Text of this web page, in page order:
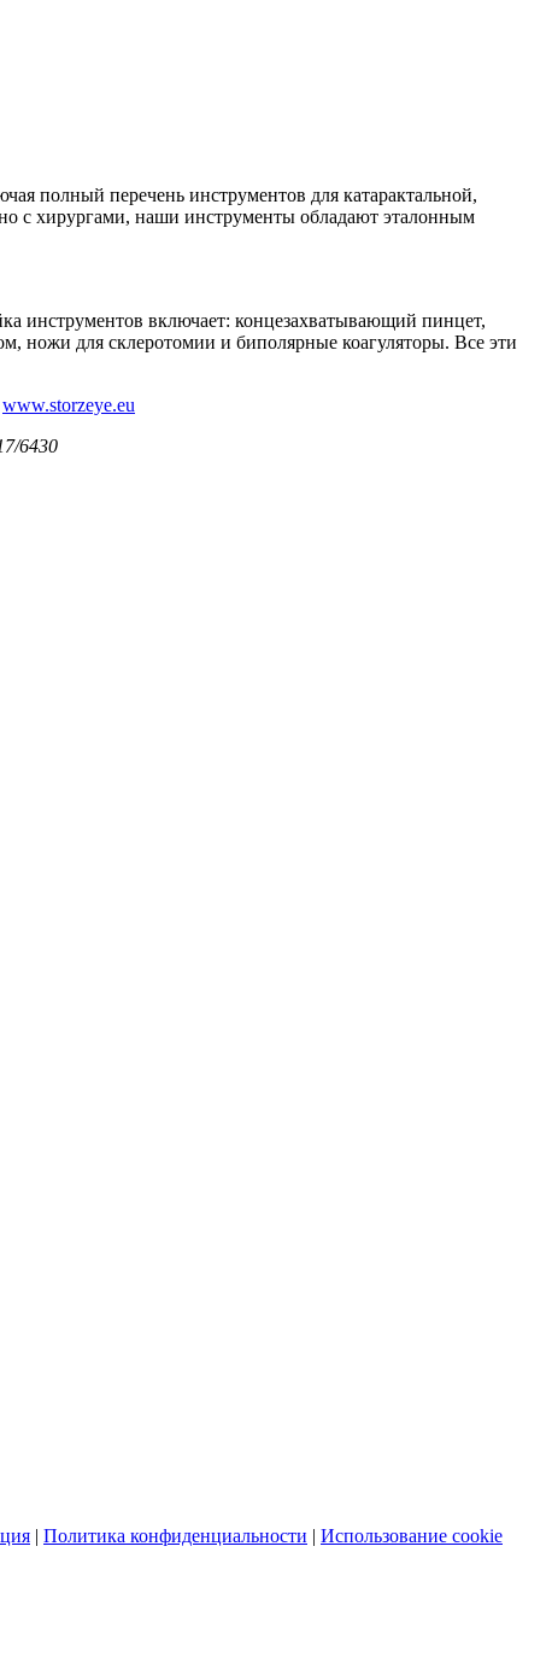
полный перечень инструментов для катарактальной,
с хирургами, наши инструменты обладают эталонным
инструментов включает: концезахватывающий пинцет,
ножи для склеротомии и биполярные коагуляторы. Все эти
www.storzeye.eu
6430
| Политика конфиденциальности | Использование cookie